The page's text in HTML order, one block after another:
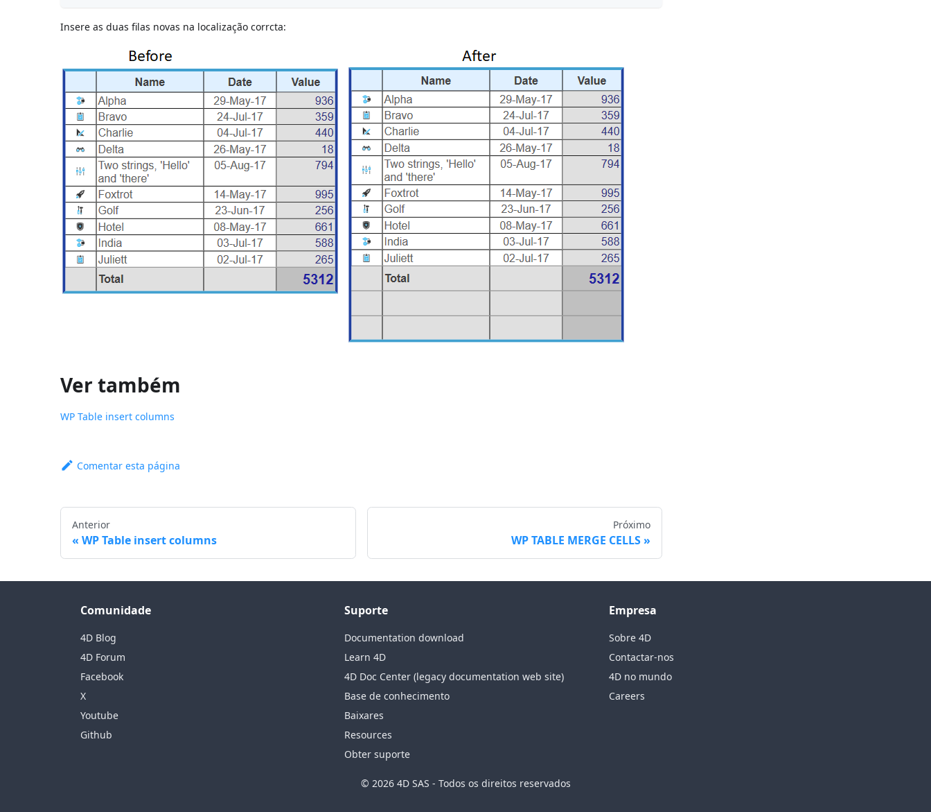
Insere as duas filas novas na localização corrcta:
Ver também
WP Table insert columns
Comentar esta página
Anterior
WP Table insert columns
Próximo
WP TABLE MERGE CELLS
Comunidade
4D Blog
4D Forum
Facebook
X
Youtube
Github
Suporte
Documentation download
Learn 4D
4D Doc Center (legacy documentation web site)
Base de conhecimento
Baixares
Resources
Obter suporte
Empresa
Sobre 4D
Contactar-nos
4D no mundo
Careers
© 2026 4D SAS - Todos os direitos reservados